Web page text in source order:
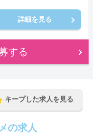
詳細を見る
する
キープした求人を見る
の求人